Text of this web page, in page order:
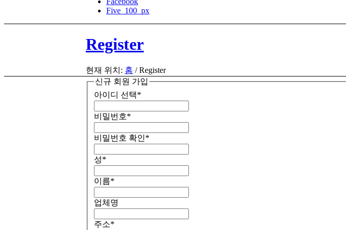
Five_100_px
Register
현재 위치: 홈 / Register
신규 회원 가입
아이디 선택*
비밀번호*
비밀번호 확인*
성*
이름*
업체명
주소*